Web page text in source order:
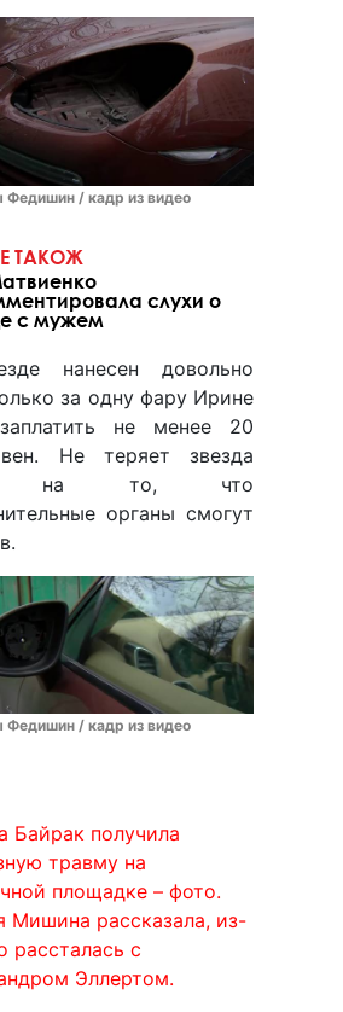
/ кадр из видео
ТАКОЖ
слухи о
с мужем
нанесен довольно
за одну фару Ирине
не менее 20
Не теряет звезда
на то, что
органы смогут
/ кадр из видео
Байрак получила
травму на
площадке – фото.
Мишина рассказала, из-
рассталась с
Эллертом.